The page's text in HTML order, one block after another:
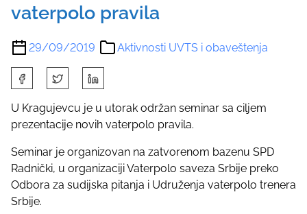
vaterpolo pravila
29/09/2019 Aktivnosti UVTS i obaveštenja
h
a
r
t
h
i
s
U Kragujevcu je u utorak održan seminar sa ciljem
prezentacije novih vaterpolo pravila.
Seminar je organizovan na zatvorenom bazenu SPD
Radnički, u organizaciji Vaterpolo saveza Srbije preko
Odbora za sudijska pitanja i Udruženja vaterpolo trenera
Srbije.